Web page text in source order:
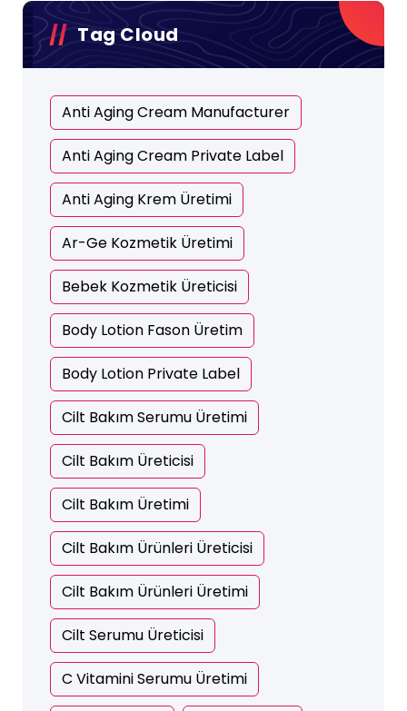
Tag Cloud
Anti Aging Cream Manufacturer
Anti Aging Cream Private Label
Anti Aging Krem Üretimi
Ar-Ge Kozmetik Üretimi
Bebek Kozmetik Üreticisi
Body Lotion Fason Üretim
Body Lotion Private Label
Cilt Bakım Serumu Üretimi
Cilt Bakım Üreticisi
Cilt Bakım Üretimi
Cilt Bakım Ürünleri Üreticisi
Cilt Bakım Ürünleri Üretimi
Cilt Serumu Üreticisi
C Vitamini Serumu Üretimi